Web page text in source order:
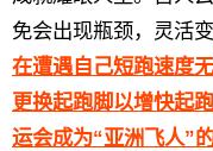
免会出现瓶颈，灵活
在遭遇自己短跑速度
更换起跑脚以增快起
运会成为“亚洲飞人”